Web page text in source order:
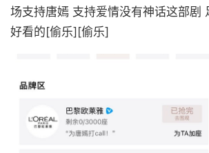
场支持唐嫣 支持爱情没有神话这部剧
好看的[偷乐][偷乐]